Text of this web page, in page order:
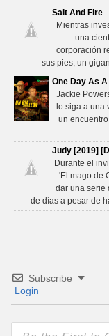
Salt And Fire
Mientras
una
corporación
sus pies, un
One Day As
Jackie
lo siga a una
un
Judy [2019]
Durante el
'El mago de
dar una serie
de días a pesar de
Subscribe
Login